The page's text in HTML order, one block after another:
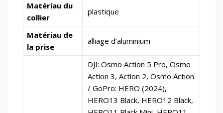
Matériau du
collier
plastique
Matériau de
la prise
alliage d’aluminium
DJI: Osmo Action 5 Pro, Osmo
Action 3, Action 2, Osmo Action
/ GoPro: HERO (2024),
HERO13 Black, HERO12 Black,